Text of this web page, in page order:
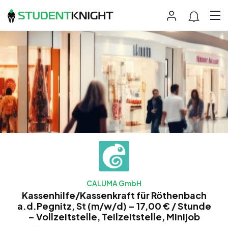
CALUMA GmbH
Kassenhilfe/Kassenkraft für Röthenbach
a.d.Pegnitz, St (m/w/d) – 17,00 € / Stunde
– Vollzeitstelle, Teilzeitstelle, Minijob